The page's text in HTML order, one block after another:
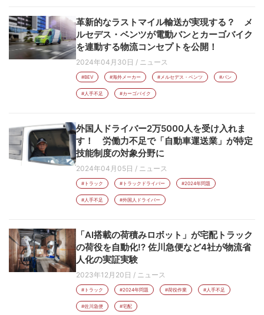
革新的なラストマイル輸送が実現する？ メ
ルセデス・ベンツが電動バンとカーゴバイク
を連動する物流コンセプトを公開！
2024年04月30日 / ニュース
#BEV #海外メーカー #メルセデス・ベンツ #バン
#人手不足 #カーゴバイク
外国人ドライバー2万5000人を受け入れま
す！ 労働力不足で「自動車運送業」が特定
技能制度の対象分野に
2024年04月05日 / ニュース
#トラック #トラックドライバー #2024年問題
#人手不足 #外国人ドライバー
「AI搭載の荷積みロボット」が宅配トラック
の荷役を自動化!? 佐川急便など4社が物流省
人化の実証実験
2023年12月20日 / ニュース
#トラック #2024年問題 #荷役作業 #人手不足
#佐川急便 #宅配